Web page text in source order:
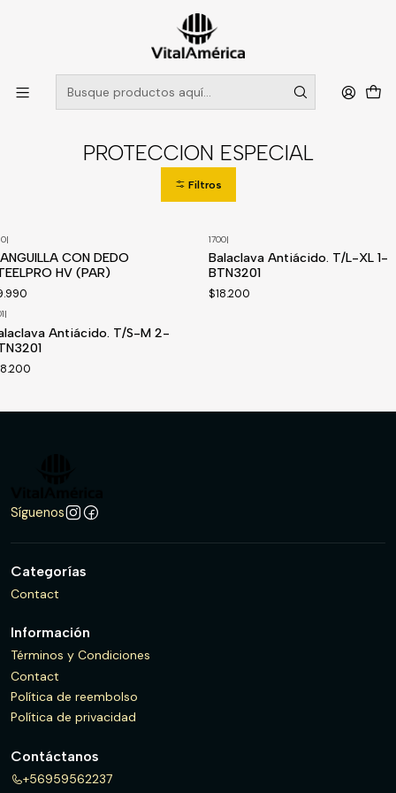
POR SISTEMA FRONTAL SOLO RETIROS EN TIENDA, DESDE
MUCHAS GRACIAS +569 5956 2237
Leer más
Catálogo
VESTIMENTA TECNICA Y CORPORATIVA
PROTECCION ESPECIAL
PROTECCION ESPECIAL
Filtros
|
CON DEDO
HV (PAR)
1700|
Balaclava Antiácido. T/L-XL 1-
BTN3201
$18.200
|
Antiácido. T/S-M 2-
Síguenos
Categorías
Contact
Información
Términos y Condiciones
Contact
Política de reembolso
Política de privacidad
Contáctanos
+56959562237